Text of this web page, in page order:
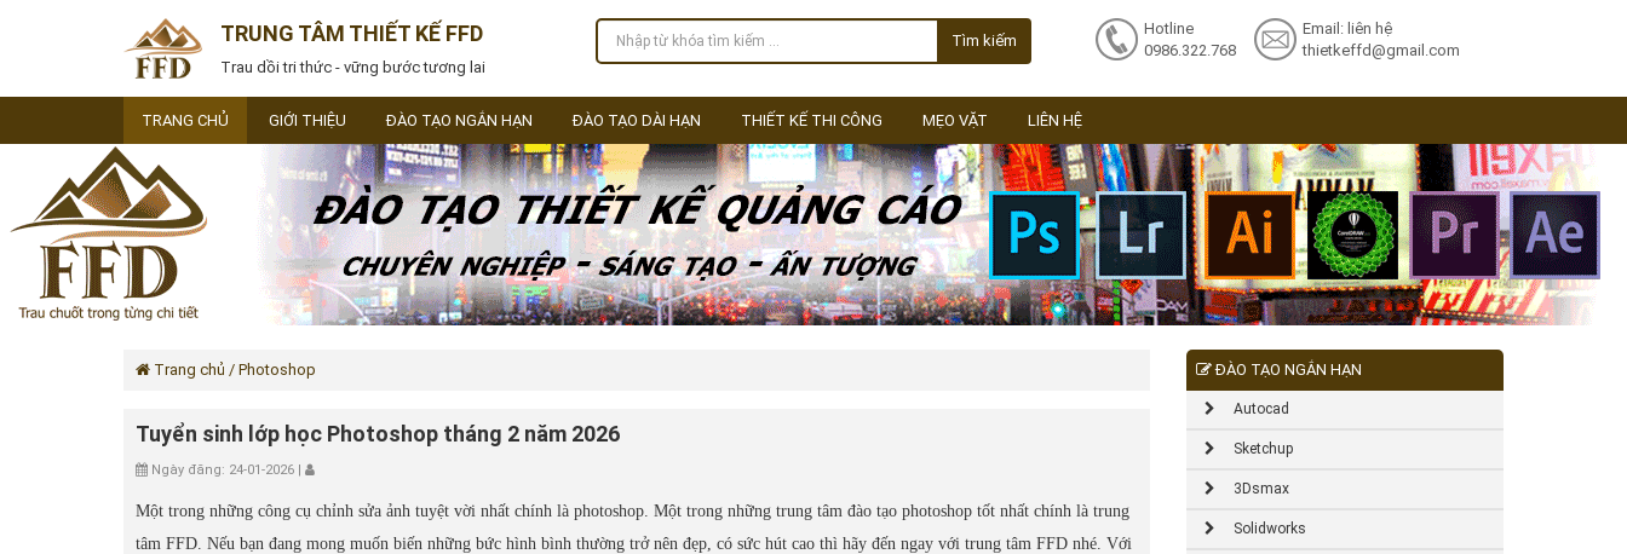
TRUNG TÂM THIẾT KẾ FFD
Trau dồi tri thức - vững bước tương lai
Tìm kiếm
Email: liên hệ
thietkeffd@gmail.com
Hotline
0986.322.768
TRANG CHỦ GIỚI THIỆU ĐÀO TẠO NGẮN HẠN ĐÀO TẠO DÀI HẠN THIẾT KẾ THI CÔNG MẸO VẶT LIÊN HỆ
Trang chủ / Photoshop
Tuyển sinh lớp học Photoshop tháng 2 năm 2026
Ngày đăng: 24-01-2026 |
Một trong những công cụ chỉnh sửa ảnh tuyệt vời nhất chính là photoshop. Một trong những trung tâm đào tạo photoshop tốt nhất chính là trung
tâm FFD. Nếu bạn đang mong muốn biến những bức hình bình thường trở nên đẹp, có sức hút cao thì hãy đến ngay với trung tâm FFD nhé. Với
ĐÀO TẠO NGẮN HẠN
Autocad
Sketchup
3Dsmax
Solidworks